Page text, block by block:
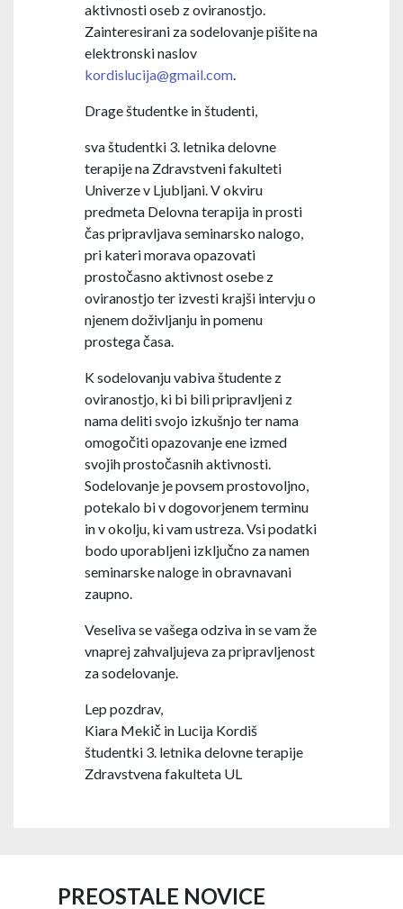
aktivnosti oseb z oviranostjo.
Zainteresirani za sodelovanje pišite na
elektronski naslov
kordislucija@gmail.com.
Drage študentke in študenti,
sva študentki 3. letnika delovne
terapije na Zdravstveni fakulteti
Univerze v Ljubljani. V okviru
predmeta Delovna terapija in prosti
čas pripravljava seminarsko nalogo,
pri kateri morava opazovati
prostočasno aktivnost osebe z
oviranostjo ter izvesti krajši intervju o
njenem doživljanju in pomenu
prostega časa.
K sodelovanju vabiva študente z
oviranostjo, ki bi bili pripravljeni z
nama deliti svojo izkušnjo ter nama
omogočiti opazovanje ene izmed
svojih prostočasnih aktivnosti.
Sodelovanje je povsem prostovoljno,
potekalo bi v dogovorjenem terminu
in v okolju, ki vam ustreza. Vsi podatki
bodo uporabljeni izključno za namen
seminarske naloge in obravnavani
zaupno.
Veseliva se vašega odziva in se vam že
vnaprej zahvaljujeva za pripravljenost
za sodelovanje.
Lep pozdrav,
Kiara Mekič in Lucija Kordiš
študentki 3. letnika delovne terapije
Zdravstvena fakulteta UL
PREOSTALE NOVICE